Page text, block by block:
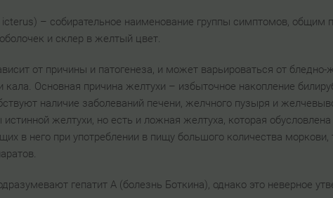
icterus) – собирательное наименование группы симптомов, общим
и склер в желтый цвет.
от причины и патогенеза, и может варьироваться от бледно-
Основная причина желтухи – избыточное накопление
наличие заболеваний печени, желчного пузыря и
истинной желтухи, но есть и ложная желтуха, которая
в него при употреблении в пищу большого количества
гепатит А (болезнь Боткина), однако это неверное